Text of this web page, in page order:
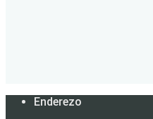
Enderezo